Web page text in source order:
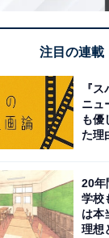
注目の連載
『
ニュ
も優
た理
20年
学校
は本
理想